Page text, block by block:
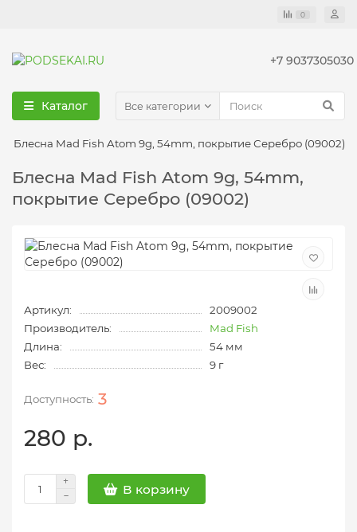
0
+7 9037305030
Каталог Все категории
Блесна Mad Fish Atom 9g, 54mm, покрытие Серебро (09002)
Блесна Mad Fish Atom 9g, 54mm,
покрытие Серебро (09002)
Артикул:
2009002
Производитель:
Mad Fish
Длина:
54 мм
Вес:
9 г
3
280 р.
В корзину